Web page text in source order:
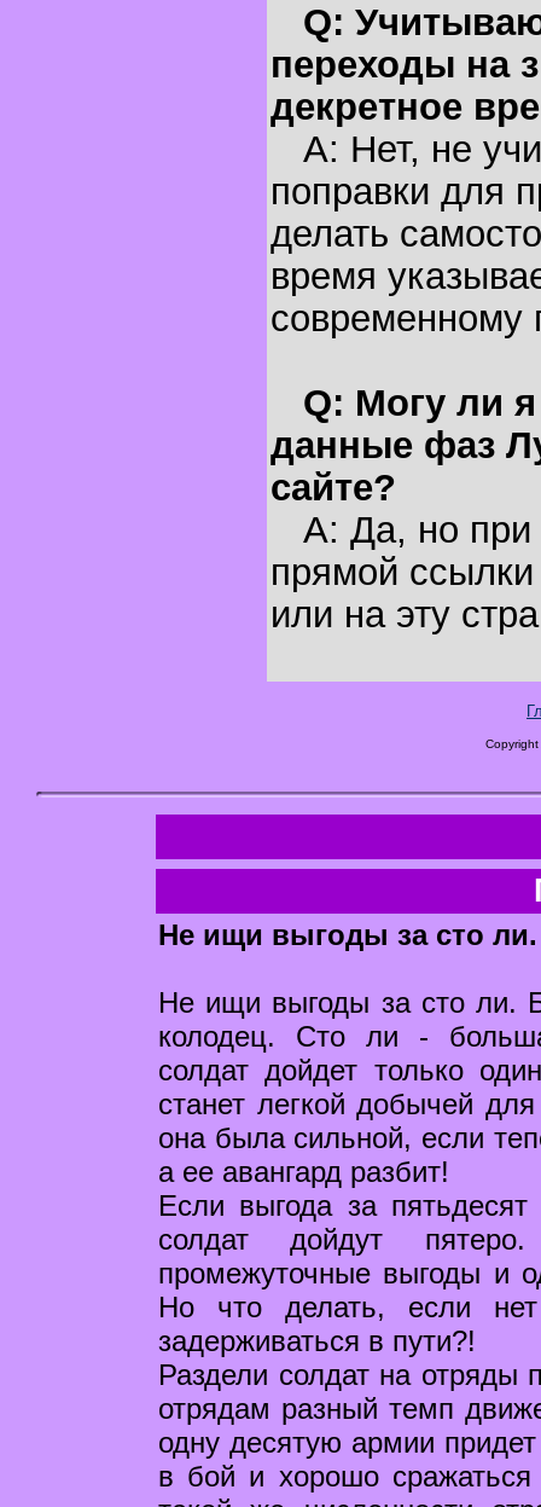
Q:
переходы на
декретное
A: Нет, не
поправки для
делать
время
современному
Q: Могу ли
данные фаз
сайте?
A: Да, но при
прямой
или на эту
Не ищи выгоды за сто ли.
Не ищи выгоды за сто ли.
колодец. Сто ли -
солдат дойдет только
станет легкой добычей
она была сильной, если
а ее авангард разбит!
Если выгода за
солдат дойдут
промежуточные выгоды и
Но что делать, если
задерживаться в пути?!
Раздели солдат на отряды
отрядам разный темп
одну десятую армии
в бой и хорошо